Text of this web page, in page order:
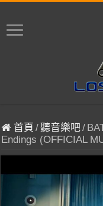
首頁 /聽音樂吧/
Endings (OFFICIAL